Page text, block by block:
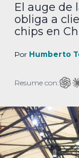
El auge de
obliga a
chips en
Por Humberto
Resume con: